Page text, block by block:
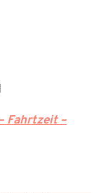
Fahrtzeit –